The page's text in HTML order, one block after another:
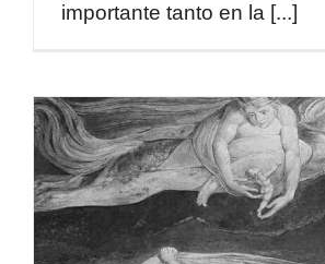
importante tanto en la [...]